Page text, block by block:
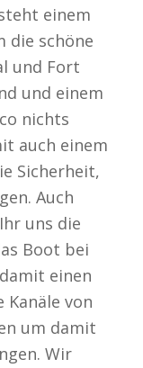
einem
die schöne
und Fort
und einem
nichts
auch einem
Sicherheit,
Auch
uns die
Boot bei
einen
von
um damit
Wir